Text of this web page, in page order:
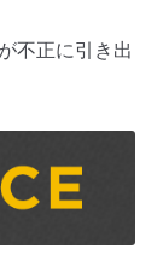
不正に引き出